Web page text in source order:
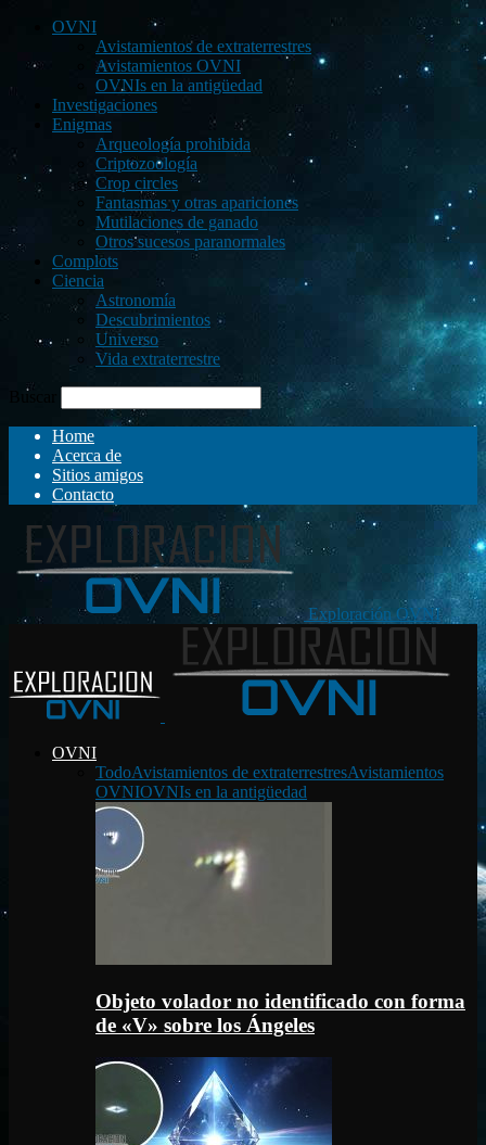
OVNI
Avistamientos de extraterrestres
Avistamientos OVNI
OVNIs en la antigüedad
Investigaciones
Enigmas
Arqueología prohibida
Criptozoología
Crop circles
Fantasmas y otras apariciones
Mutilaciones de ganado
Otros sucesos paranormales
Complots
Ciencia
Astronomía
Descubrimientos
Universo
Vida extraterrestre
Buscar
Home
Acerca de
Sitios amigos
Contacto
Exploración OVNI
OVNI
TodoAvistamientos de extraterrestresAvistamientos
OVNIOVNIs en la antigüedad
Objeto volador no identificado con forma
de «V» sobre los Ángeles